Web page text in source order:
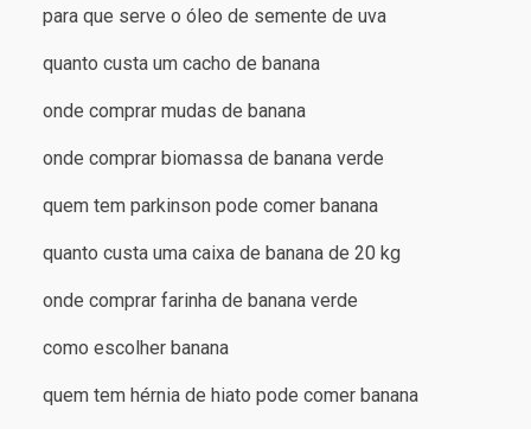
para que serve o óleo de semente de uva
quanto custa um cacho de banana
onde comprar mudas de banana
onde comprar biomassa de banana verde
quem tem parkinson pode comer banana
quanto custa uma caixa de banana de 20 kg
onde comprar farinha de banana verde
como escolher banana
quem tem hérnia de hiato pode comer banana